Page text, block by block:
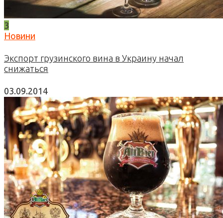
3
Новини
Экспорт грузинского вина в Украину начал
снижаться
03.09.2014